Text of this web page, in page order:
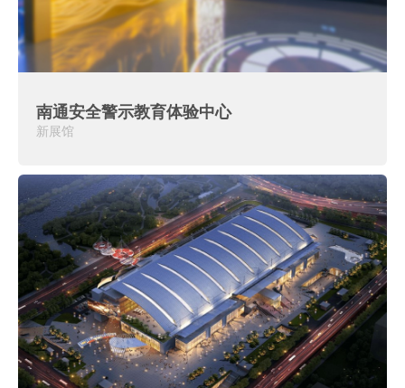
南通安全警示教育体验中心
新展馆